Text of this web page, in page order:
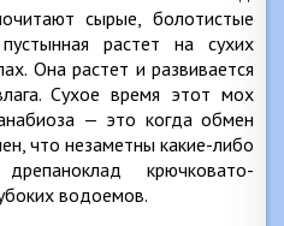
сырые, болотистые
растет на сухих
Она растет и развивается
Сухое время этот мох
— это когда обмен
что незаметны какие-либо
крючковато-
водоемов.